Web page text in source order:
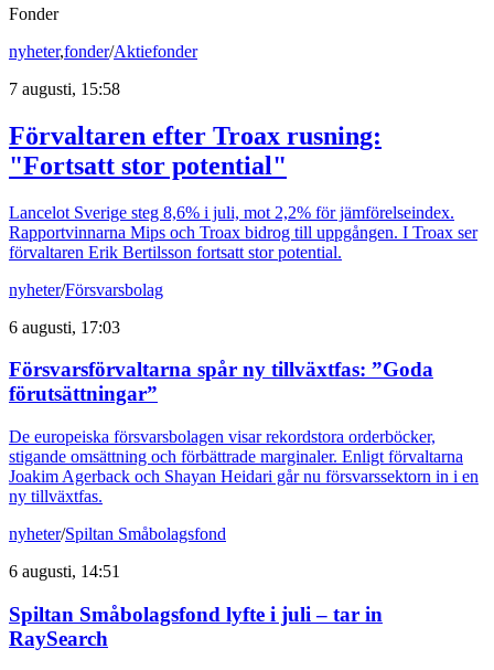
Fonder
nyheter,fonder/Aktiefonder
7 augusti, 15:58
Förvaltaren efter Troax rusning:
"Fortsatt stor potential"
Lancelot Sverige steg 8,6% i juli, mot 2,2% för jämförelseindex.
Rapportvinnarna Mips och Troax bidrog till uppgången. I Troax ser
förvaltaren Erik Bertilsson fortsatt stor potential.
nyheter/Försvarsbolag
6 augusti, 17:03
Försvarsförvaltarna spår ny tillväxtfas: ”Goda
förutsättningar”
De europeiska försvarsbolagen visar rekordstora orderböcker,
stigande omsättning och förbättrade marginaler. Enligt förvaltarna
Joakim Agerback och Shayan Heidari går nu försvarssektorn in i en
ny tillväxtfas.
nyheter/Spiltan Småbolagsfond
6 augusti, 14:51
Spiltan Småbolagsfond lyfte i juli – tar in
RaySearch